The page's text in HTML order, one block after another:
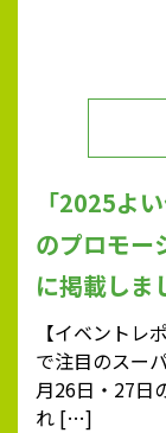
「2025よ
のプロモー
に掲載しま
【イベントレ
で注目のスー
月26日・27日
れ […]